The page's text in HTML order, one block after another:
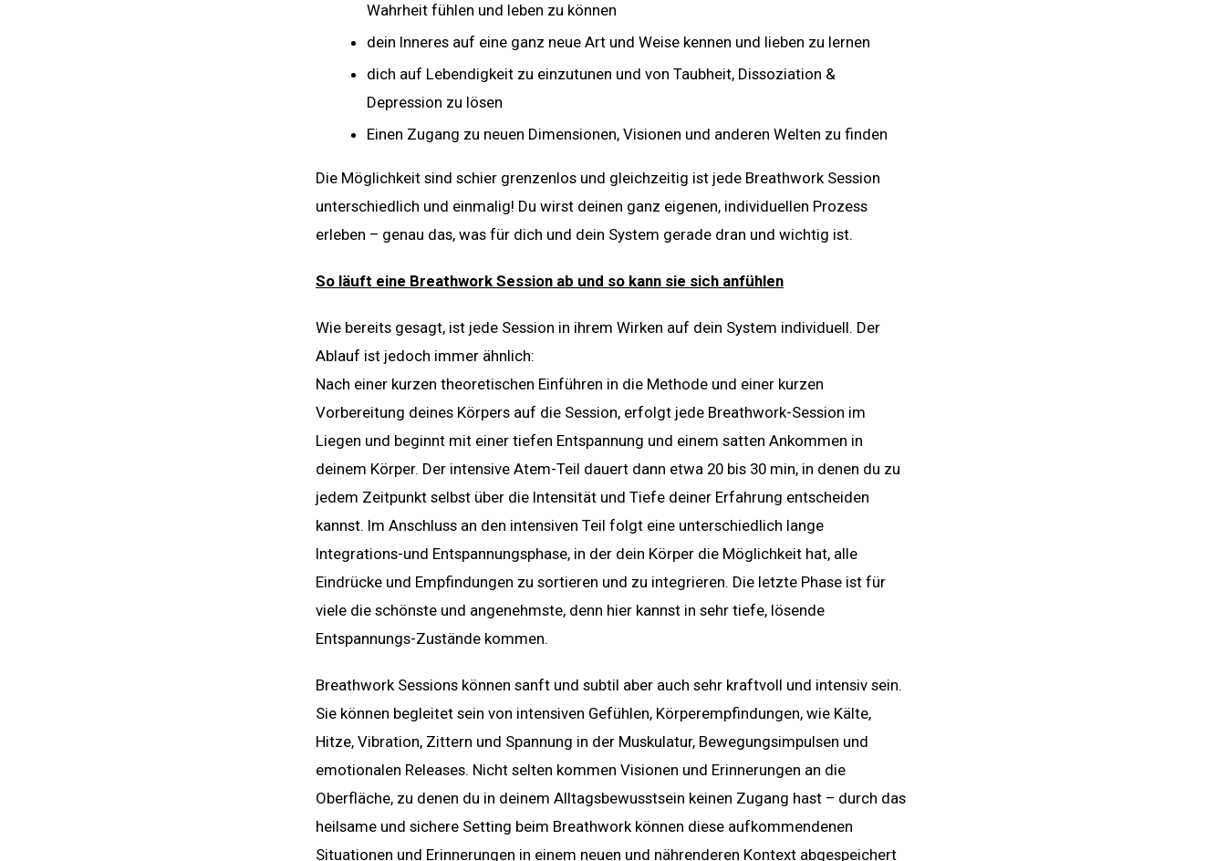
Wahrheit fühlen und leben zu können
dein Inneres auf eine ganz neue Art und Weise kennen und lieben zu lernen
dich auf Lebendigkeit zu einzutunen und von Taubheit, Dissoziation &
Depression zu lösen
Einen Zugang zu neuen Dimensionen, Visionen und anderen Welten zu finden
Die Möglichkeit sind schier grenzenlos und gleichzeitig ist jede Breathwork Session
unterschiedlich und einmalig! Du wirst deinen ganz eigenen, individuellen Prozess
erleben – genau das, was für dich und dein System gerade dran und wichtig ist.
So läuft eine Breathwork Session ab und so kann sie sich anfühlen
Wie bereits gesagt, ist jede Session in ihrem Wirken auf dein System individuell. Der
Ablauf ist jedoch immer ähnlich:
Nach einer kurzen theoretischen Einführen in die Methode und einer kurzen
Vorbereitung deines Körpers auf die Session, erfolgt jede Breathwork-Session im
Liegen und beginnt mit einer tiefen Entspannung und einem satten Ankommen in
deinem Körper. Der intensive Atem-Teil dauert dann etwa 20 bis 30 min, in denen du zu
jedem Zeitpunkt selbst über die Intensität und Tiefe deiner Erfahrung entscheiden
kannst. Im Anschluss an den intensiven Teil folgt eine unterschiedlich lange
Integrations-und Entspannungsphase, in der dein Körper die Möglichkeit hat, alle
Eindrücke und Empfindungen zu sortieren und zu integrieren. Die letzte Phase ist für
viele die schönste und angenehmste, denn hier kannst in sehr tiefe, lösende
Entspannungs-Zustände kommen.
Breathwork Sessions können sanft und subtil aber auch sehr kraftvoll und intensiv sein.
Sie können begleitet sein von intensiven Gefühlen, Körperempfindungen, wie Kälte,
Hitze, Vibration, Zittern und Spannung in der Muskulatur, Bewegungsimpulsen und
emotionalen Releases. Nicht selten kommen Visionen und Erinnerungen an die
Oberfläche, zu denen du in deinem Alltagsbewusstsein keinen Zugang hast – durch das
heilsame und sichere Setting beim Breathwork können diese aufkommendenen
Situationen und Erinnerungen in einem neuen und nährenderen Kontext abgespeichert